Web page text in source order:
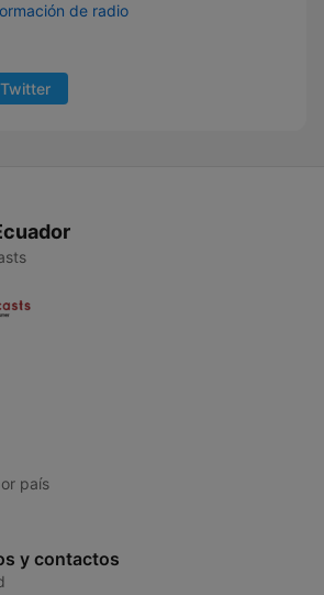
de radio
Twitter
país
y contactos